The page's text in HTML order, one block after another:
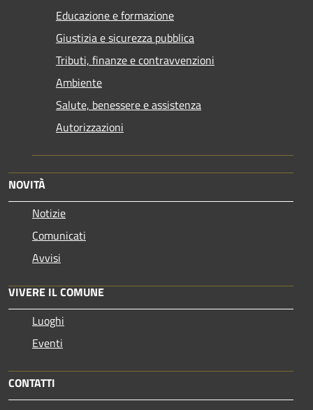
Educazione e formazione
Giustizia e sicurezza pubblica
Tributi, finanze e contravvenzioni
Ambiente
Salute, benessere e assistenza
Autorizzazioni
NOVITÀ
Notizie
Comunicati
Avvisi
VIVERE IL COMUNE
Luoghi
Eventi
CONTATTI